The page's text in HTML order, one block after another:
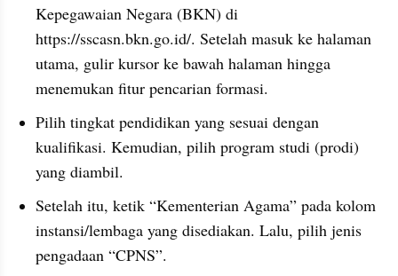
Kepegawaian Negara (BKN) di
https://sscasn.bkn.go.id/. Setelah masuk ke halaman
utama, gulir kursor ke bawah halaman hingga
menemukan fitur pencarian formasi.
Pilih tingkat pendidikan yang sesuai dengan
kualifikasi. Kemudian, pilih program studi (prodi)
yang diambil.
Setelah itu, ketik “Kementerian Agama” pada kolom
instansi/lembaga yang disediakan. Lalu, pilih jenis
pengadaan “CPNS”.